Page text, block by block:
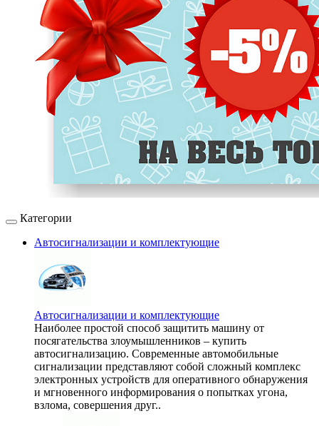
Категории
Автосигнализации и комплектующие
Автосигнализации и комплектующие
Наиболее простой способ защитить машину от
посягательства злоумышленников – купить
автосигнализацию. Современные автомобильные
сигнализации представляют собой сложный комплекс
электронных устройств для оперативного обнаружения
и мгновенного информирования о попытках угона,
взлома, совершения друг..